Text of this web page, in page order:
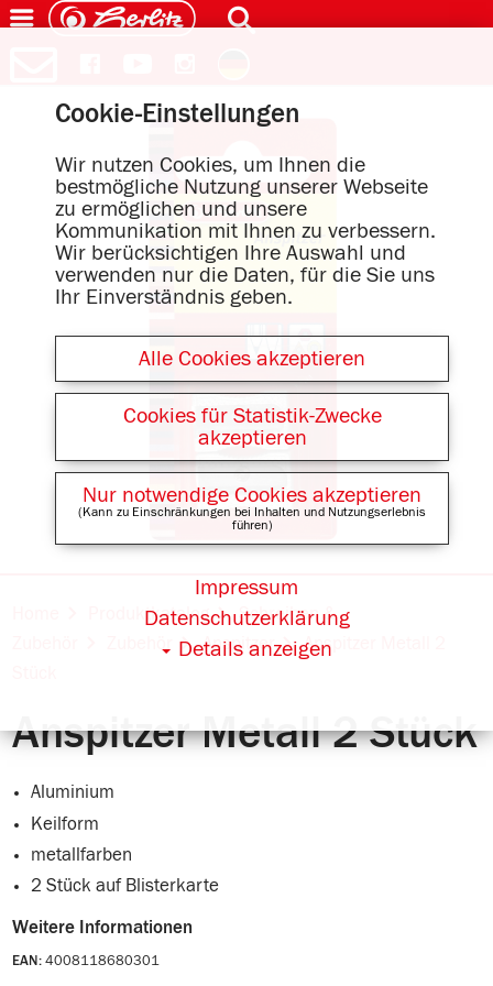
Produktkatalog
Schreiben &
Anspitzer
Anspitzer Metall 2
Anspitzer Metall 2 Stück
Aluminium
Keilform
metallfarben
2 Stück auf Blisterkarte
Weitere Informationen
EAN: 4008118680301
Cookie-Einstellungen
Wir nutzen Cookies, um Ihnen die
bestmögliche Nutzung unserer Webseite
zu ermöglichen und unsere
Kommunikation mit Ihnen zu verbessern.
Wir berücksichtigen Ihre Auswahl und
verwenden nur die Daten, für die Sie uns
Ihr Einverständnis geben.
Alle Cookies akzeptieren
Cookies für Statistik-Zwecke
akzeptieren
Nur notwendige Cookies akzeptieren
(Kann zu Einschränkungen bei Inhalten und Nutzungserlebnis
führen)
Details anzeigen
Datenschutzerklärung
Impressum